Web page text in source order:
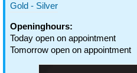
Gold - Silver
Openinghours:
Today open on appointment
Tomorrow open on appointment